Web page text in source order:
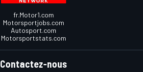
fr.Motor1.com
Motorsportjobs.com
Autosport.com
Motorsportstats.com
Contactez-nous